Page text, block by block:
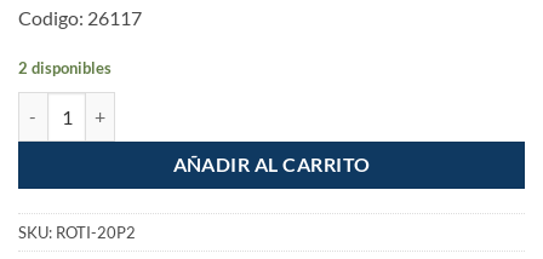
Codigo: 26117
2 disponibles
AÑADIR AL CARRITO
SKU: ROTI-20P2